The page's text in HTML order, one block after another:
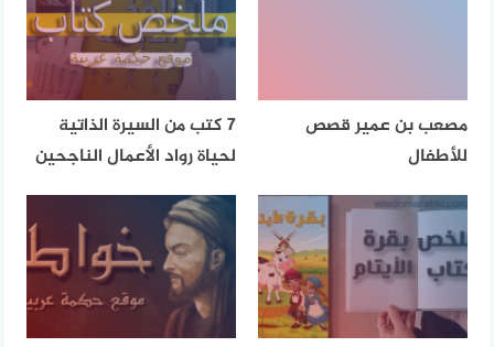
مصعب بن عمير قصص
للأطفال
7 كتب من السيرة الذاتية
لحياة رواد الأعمال الناجحين